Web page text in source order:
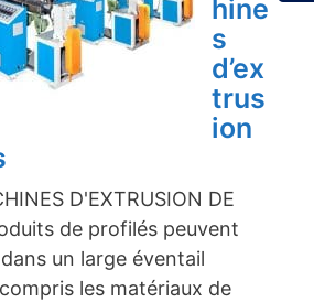
hine
s
d’ex
trus
ion
D'EXTRUSION DE
de profilés peuvent
un large éventail
les matériaux de